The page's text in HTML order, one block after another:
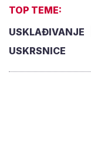
TOP TEME:
USKLAĐIVANJE
USKRSNICE